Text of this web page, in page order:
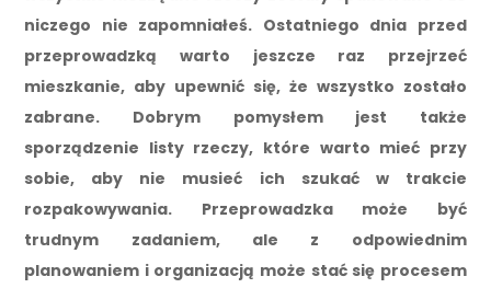
niczego nie zapomniałeś. Ostatniego dnia przed
przeprowadzką warto jeszcze raz przejrzeć
mieszkanie, aby upewnić się, że wszystko zostało
zabrane. Dobrym pomysłem jest także
sporządzenie listy rzeczy, które warto mieć przy
sobie, aby nie musieć ich szukać w trakcie
rozpakowywania. Przeprowadzka może być
trudnym zadaniem, ale z odpowiednim
planowaniem i organizacją może stać się procesem